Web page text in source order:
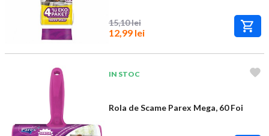
15,10 lei
12,99 lei
IN STOC
Rola de Scame Parex Mega, 60 Foi